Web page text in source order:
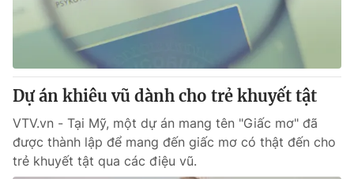
Sản phẩm
Thị trường
Tư vấn
Lịch phát sóng
Chuyên mục khác
Emagazine Podcast
Photo Infographic
Dự án khiêu vũ dành cho trẻ khuyết tật
VTV.vn - Tại Mỹ, một dự án mang tên "Giấc mơ" đã
được thành lập để mang đến giấc mơ có thật đến cho
trẻ khuyết tật qua các điệu vũ.